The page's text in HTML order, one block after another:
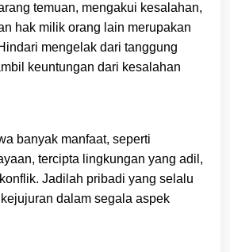
temuan, mengakui kesalahan,
hak milik orang lain merupakan
mengelak dari tanggung
keuntungan dari kesalahan
banyak manfaat, seperti
tercipta lingkungan yang adil,
Jadilah pribadi yang selalu
dalam segala aspek